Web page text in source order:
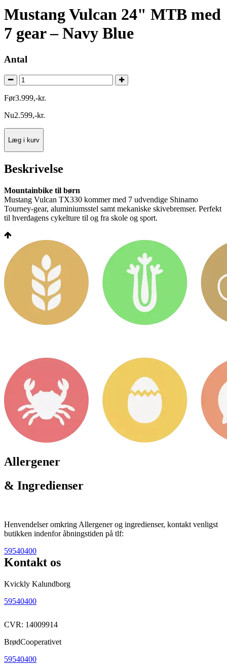
Mustang Vulcan 24" MTB med
7 gear – Navy Blue
Antal
Før3.999,-kr.
Nu2.599,-kr.
Læg i kurv
Beskrivelse
Mountainbike til børn
Mustang Vulcan TX330 kommer med 7 udvendige Shinamo
Tourney-gear, aluminiumsstel samt mekaniske skivebremser. Perfekt
til hverdagens cykelture til og fra skole og sport.
Allergener
& Ingredienser
Henvendelser omkring Allergener og ingredienser, kontakt venligst
butikken indenfor åbningstiden på tlf:
59540400
Kontakt os
Kvickly Kalundborg
59540400
CVR: 14009914
BrødCooperativet
59540400